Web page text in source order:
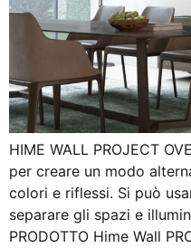
HIME WALL PROJECT
per creare un modo
colori e riflessi. Si può
separare gli spazi e
PRODOTTO Hime Wall